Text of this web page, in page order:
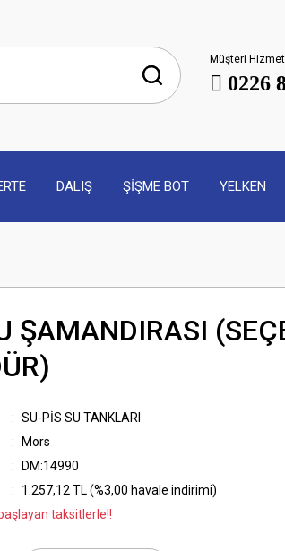
Müşteri
0226
DALIŞ ŞİŞME BOT YELKEN
ŞAMANDIRASI
SU-PİS SU TANKLARI
Mors
DM:14990
1.257,12 TL (%3,00 havale indirimi)
taksitlerle!!